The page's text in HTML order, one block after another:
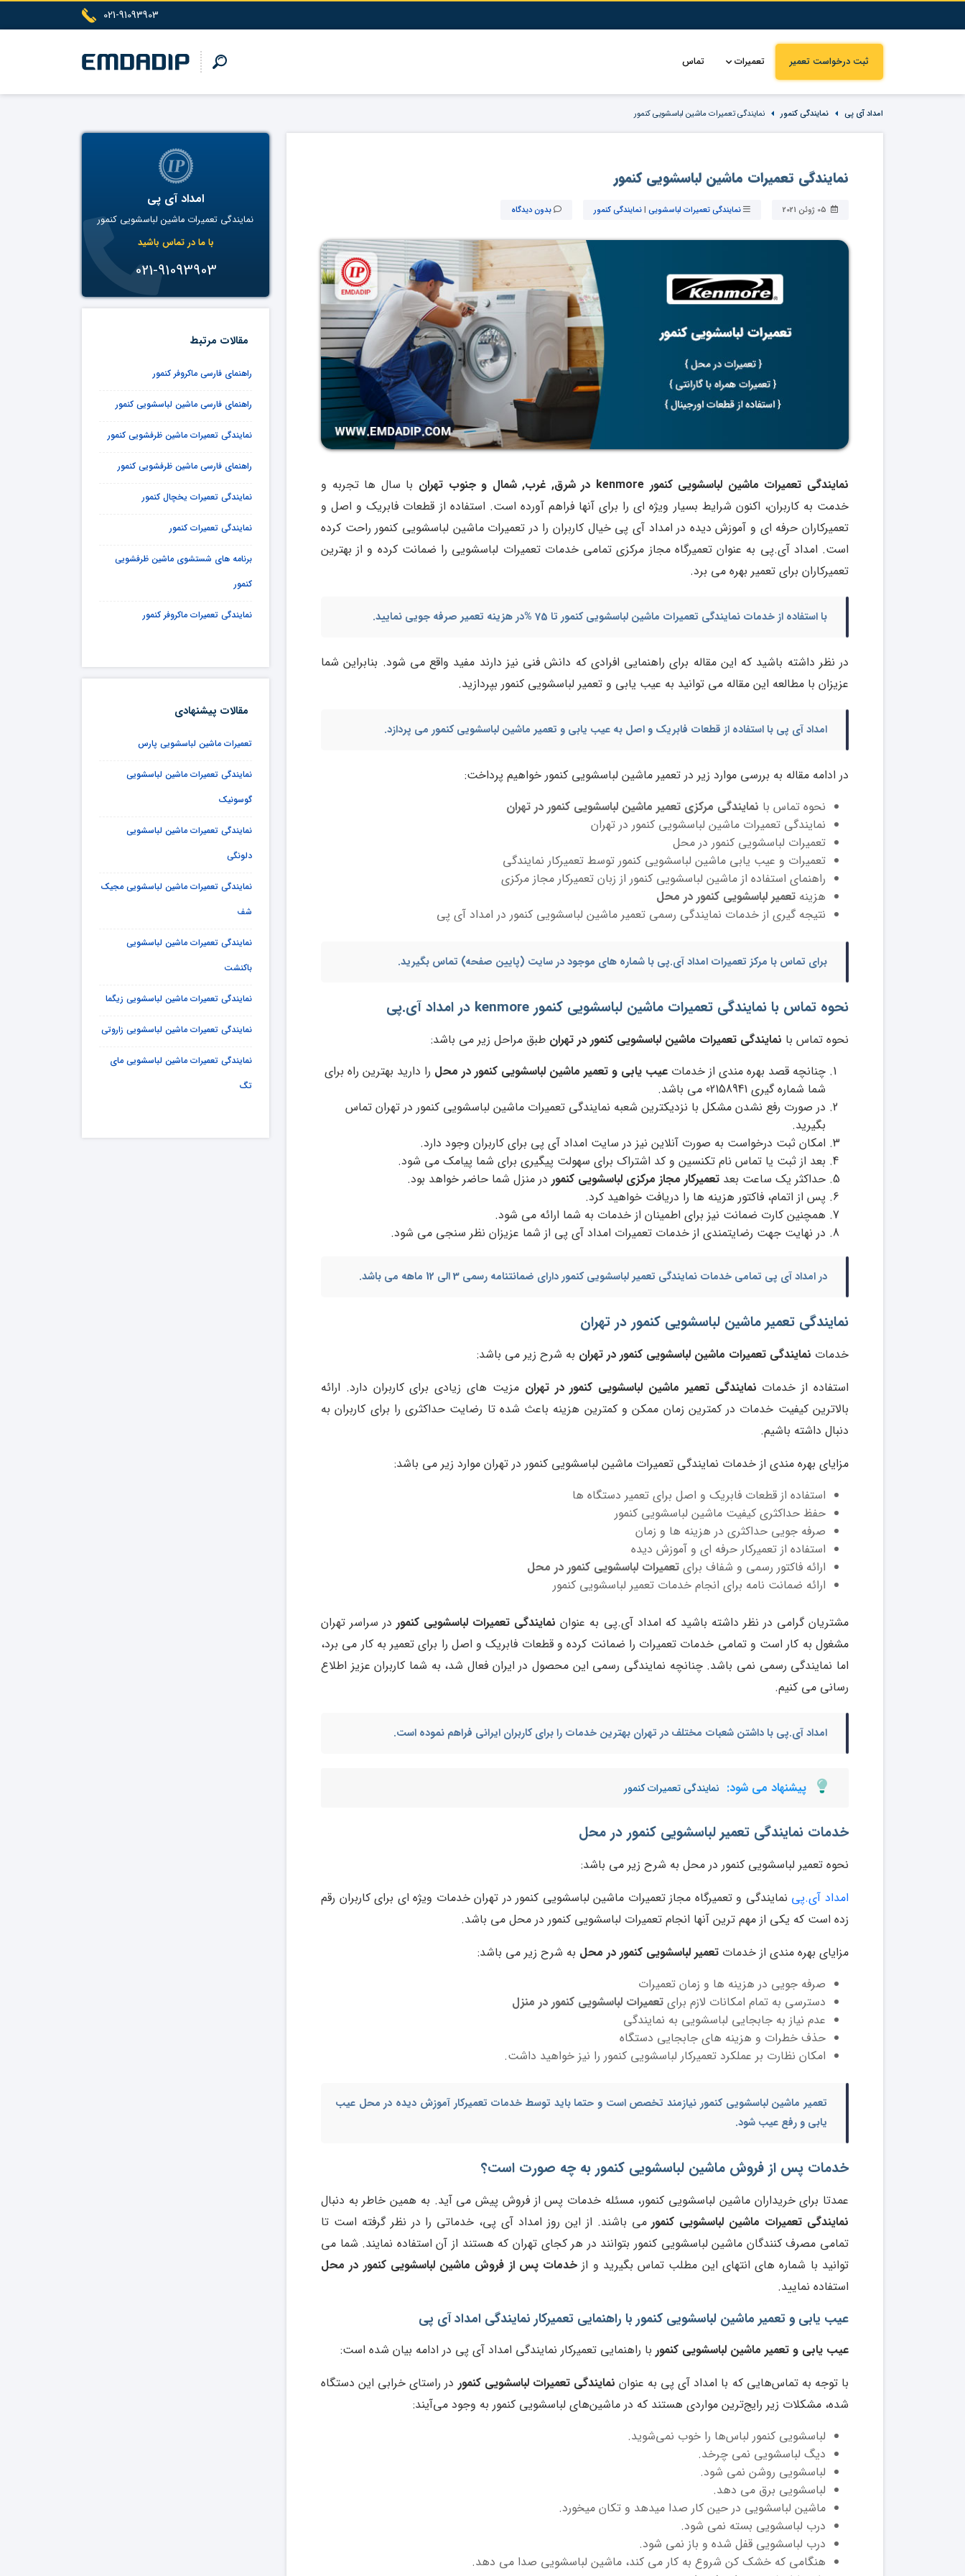
021-91093903
ثبت درخواست تعمیر تعمیرات تماس
امداد آی پی نمایندگی کنمور نمایندگی تعمیرات ماشین لباسشویی کنمور
نمایندگی تعمیرات ماشین لباسشویی کنمور
نمایندگی تعمیرات لباسشویی |نمایندگی کنمور بدون دیدگاه
نمایندگی تعمیرات ماشین لباسشویی کنمور kenmore در شرق, غرب, شمال و جنوب تهران با سال ها تجربه و
خدمت به کاربران، اکنون شرایط بسیار ویژه ای را برای آنها فراهم آورده است. استفاده از قطعات فابریک و اصل و
تعمیرکاران حرفه ای و آموزش دیده در امداد آی پی خیال کاربران را در تعمیرات ماشین لباسشویی کنمور راحت کرده
است. امداد آی.پی به عنوان تعمیرگاه مجاز مرکزی تمامی خدمات تعمیرات لباسشویی را ضمانت کرده و از بهترین
تعمیرکاران برای تعمیر بهره می برد.
با استفاده از خدمات نمایندگی تعمیرات ماشین لباسشویی کنمور تا 75 %در هزینه تعمیر صرفه جویی نمایید.
در نظر داشته باشید که این مقاله برای راهنمایی افرادی که دانش فنی نیز دارند مفید واقع می شود. بنابراین شما
عزیزان با مطالعه این مقاله می توانید به عیب یابی و تعمیر لباسشویی کنمور بپردازید.
امداد آی پی با استفاده از قطعات فابریک و اصل به عیب یابی و تعمیر ماشین لباسشویی کنمور می پردازد.
در ادامه مقاله به بررسی موارد زیر در تعمیر ماشین لباسشویی کنمور خواهیم پرداخت:
نحوه تماس با نمایندگی مرکزی تعمیر ماشین لباسشویی کنمور در تهران
نمایندگی تعمیرات ماشین لباسشویی کنمور در تهران
تعمیرات لباسشویی کنمور در محل
تعمیرات و عیب یابی ماشین لباسشویی کنمور توسط تعمیرکار نمایندگی
راهنمای استفاده از ماشین لباسشویی کنمور از زبان تعمیرکار مجاز مرکزی
هزینه تعمیر لباسشویی کنمور در محل
نتیجه گیری از خدمات نمایندگی رسمی تعمیر ماشین لباسشویی کنمور در امداد آی پی
برای تماس با مرکز تعمیرات امداد آی.پی با شماره های موجود در سایت (پایین صفحه) تماس بگیرید.
نحوه تماس با نمایندگی تعمیرات ماشین لباسشویی کنمور kenmore در امداد آی.پی
نحوه تماس با نمایندگی تعمیرات ماشین لباسشویی کنمور در تهران طبق مراحل زیر می باشد:
چنانچه قصد بهره مندی از خدمات عیب یابی و تعمیر ماشین لباسشویی کنمور در محل را دارید بهترین راه برای
شما شماره گیری 02158941 می باشد.
در صورت رفع نشدن مشکل با نزدیکترین شعبه نمایندگی تعمیرات ماشین لباسشویی کنمور در تهران تماس
بگیرید.
امکان ثبت درخواست به صورت آنلاین نیز در سایت امداد آی پی برای کاربران وجود دارد.
بعد از ثبت یا تماس نام تکنسین و کد اشتراک برای سهولت پیگیری برای شما پیامک می شود.
حداکثر یک ساعت بعد تعمیرکار مجاز مرکزی لباسشویی کنمور در منزل شما حاضر خواهد بود.
پس از اتمام، فاکتور هزینه ها را دریافت خواهید کرد.
همچنین کارت ضمانت نیز برای اطمینان از خدمات به شما ارائه می شود.
در نهایت جهت رضایتمندی از خدمات تعمیرات امداد آی پی از شما عزیزان نظر سنجی می شود.
در امداد آی پی تمامی خدمات نمایندگی تعمیر لباسشویی کنموردارای ضمانتنامه رسمی 3 الی 12 ماهه می باشد.
نمایندگی تعمیر ماشین لباسشویی کنمور در تهران
خدمات نمایندگی تعمیرات ماشین لباسشویی کنمور در تهران به شرح زیر می باشد:
استفاده از خدمات نمایندگی تعمیر ماشین لباسشویی کنمور در تهرانمزیت های زیادی برای کاربران دارد. ارائه
بالاترین کیفیت خدمات در کمترین زمان ممکن و کمترین هزینه باعث شده تا رضایت حداکثری را برای کاربران به
دنبال داشته باشیم.
مزایای بهره مندی از خدمات نمایندگی تعمیرات ماشین لباسشویی کنمور در تهران موارد زیر می باشد:
استفاده از قطعات فابریک و اصل برای تعمیر دستگاه ها
حفظ حداکثری کیفیت ماشین لباسشویی کنمور
صرفه جویی حداکثری در هزینه ها و زمان
استفاده از تعمیرکار حرفه ای و آموزش دیده
ارائه فاکتور رسمی و شفاف برای تعمیرات لباسشویی کنمور در محل
ارائه ضمانت نامه برای انجام خدمات تعمیر لباسشویی کنمور
مشتریان گرامی در نظر داشته باشید که امداد آی.پی به عنوان نمایندگی تعمیرات لباسشویی کنموردر سراسر تهران
مشغول به کار است و تمامی خدمات تعمیرات را ضمانت کرده و قطعات فابریک و اصل را برای تعمیر به کار می برد،
اما نمایندگی رسمی نمی باشد. چنانچه نمایندگی رسمی این محصول در ایران فعال شد، به شما کاربران عزیز اطلاع
رسانی می کنیم.
امداد آی.پی با داشتن شعبات مختلف در تهران بهترین خدمات را برای کاربران ایرانی فراهم نموده است.
پیشنهاد می شود: نمایندگی تعمیرات کنمور
خدمات نمایندگی تعمیر لباسشویی کنمور در محل
نحوه تعمیر لباسشویی کنمور در محل به شرح زیر می باشد:
امداد آی.پی نمایندگی و تعمیرگاه مجاز تعمیرات ماشین لباسشویی کنمور در تهران خدمات ویژه ای برای کاربران رقم
زده است که یکی از مهم ترین آنها انجام تعمیرات لباسشویی کنمور در محل می باشد.
مزایای بهره مندی از خدمات تعمیر لباسشویی کنمور در محل به شرح زیر می باشد:
صرفه جویی در هزینه ها و زمان تعمیرات
دسترسی به تمام امکانات لازم برای تعمیرات لباسشویی کنمور در منزل
عدم نیاز به جابجایی لباسشویی به نمایندگی
حذف خطرات و هزینه های جابجایی دستگاه
امکان نظارت بر عملکرد تعمیرکار لباسشویی کنمور را نیز خواهید داشت.
تعمیر ماشین لباسشویی کنمور نیازمند تخصص است و حتما باید توسط خدمات تعمیرکار آموزش دیده در محل عیب
یابی و رفع عیب شود.
خدمات پس از فروش ماشین لباسشویی کنمور به چه صورت است؟
عمدتا برای خریداران ماشین لباسشویی کنمور، مسئله خدمات پس از فروش پیش می آید. به همین خاطر به دنبال
نمایندگی تعمیرات ماشین لباسشویی کنمورمی باشند. از این روز امداد آی پی، خدماتی را در نظر گرفته است تا
تمامی مصرف کنندگان ماشین لباسشویی کنمور بتوانند در هر کجای تهران که هستند از آن استفاده نمایند. شما می
توانید با شماره های انتهای این مطلب تماس بگیرید و از خدمات پس از فروش ماشین لباسشویی کنمور در محل
استفاده نمایید.
عیب یابی و تعمیر ماشین لباسشویی کنمور با راهنمایی تعمیرکار نمایندگی امداد آی پی
عیب یابی و تعمیر ماشین لباسشویی کنمور با راهنمایی تعمیرکار نمایندگی امداد آی پی در ادامه بیان شده است:
با توجه به تماس‌هایی که با امداد آی پی به عنوان نمایندگی تعمیرات لباسشویی کنمور در راستای خرابی این دستگاه
شده، مشکلات زیر رایج‌ترین مواردی هستند که در ماشین‌های لباسشویی کنمور به وجود می‌آیند:
لباسشویی کنمور لباس‌ها را خوب نمی‌شوید.
دیگ لباسشویی نمی چرخد.
لباسشویی روشن نمی شود.
لباسشویی برق می دهد.
ماشین لباسشویی در حین کار صدا میدهد و تکان میخورد.
درب لباسشویی بسته نمی شود.
درب لباسشویی قفل شده و باز نمی شود.
هنگامی که خشک کن شروع به کار می کند، ماشین لباسشویی صدا می دهد.
امداد آی پی
نمایندگی تعمیرات ماشین لباسشویی کنمور
با ما در تماس باشید
021-91093903
مقالات مرتبط
راهنمای فارسی ماکروفر کنمور
راهنمای فارسی ماشین لباسشویی کنمور
نمایندگی تعمیرات ماشین ظرفشویی کنمور
راهنمای فارسی ماشین ظرفشویی کنمور
نمایندگی تعمیرات یخچال کنمور
نمایندگی تعمیرات کنمور
برنامه های شستشوی ماشین ظرفشویی
کنمور
نمایندگی تعمیرات ماکروفر کنمور
مقالات پیشنهادی
تعمیرات ماشین لباسشویی پارس
نمایندگی تعمیرات ماشین لباسشویی
گوسونیک
نمایندگی تعمیرات ماشین لباسشویی
دلونگی
نمایندگی تعمیرات ماشین لباسشویی مجیک
شف
نمایندگی تعمیرات ماشین لباسشویی
باکنشت
نمایندگی تعمیرات ماشین لباسشویی زیگما
نمایندگی تعمیرات ماشین لباسشویی زاروتی
نمایندگی تعمیرات ماشین لباسشویی مای
تگ